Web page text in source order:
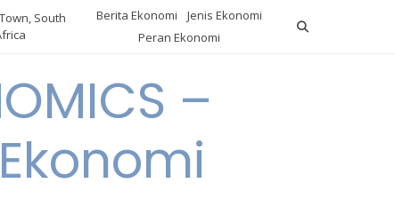
South
Berita Ekonomi
Jenis Ekonomi
Peran Ekonomi
–